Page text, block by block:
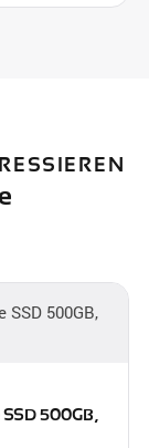
500GB,